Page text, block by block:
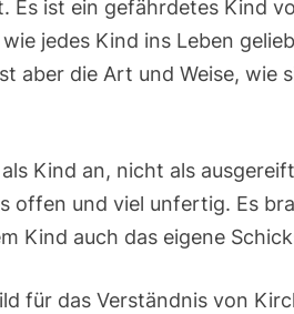
Es ist ein gefährdetes Kind
jedes Kind ins Leben
aber die Art und Weise, wie
Kind an, nicht als
offen und viel unfertig. Es
Kind auch das eigene
für das Verständnis von